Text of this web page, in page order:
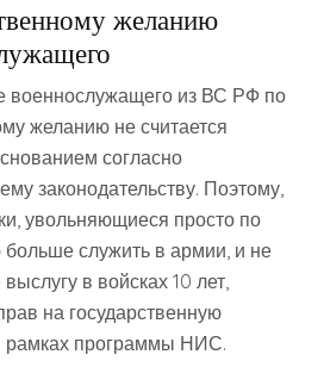
желанию
военнослужащего из ВС РФ по
желанию не считается
согласно
законодательству. Поэтому,
увольняющиеся просто по
служить в армии, и не
в войсках 10 лет,
на государственную
рамках программы НИС.